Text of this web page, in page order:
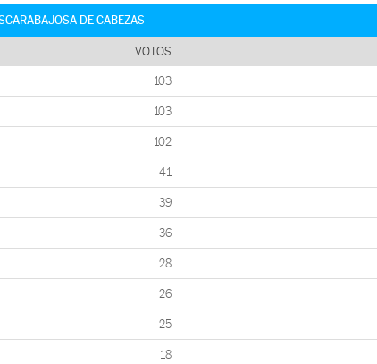
DE CABEZAS
VOTOS
103
103
102
41
39
36
28
26
25
18